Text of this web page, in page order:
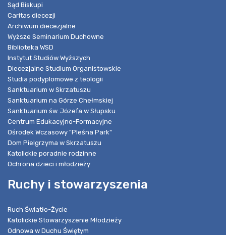
Sąd Biskupi
Caritas diecezji
Archiwum diecezjalne
Wyższe Seminarium Duchowne
Biblioteka WSD
Instytut Studiów Wyższych
Diecezjalne Studium Organistowskie
Studia podyplomowe z teologii
Sanktuarium w Skrzatuszu
Sanktuarium na Górze Chełmskiej
Sanktuarium św. Józefa w Słupsku
Centrum Edukacyjno-Formacyjne
Ośrodek Wczasowy "Pleśna Park"
Dom Pielgrzyma w Skrzatuszu
Katolickie poradnie rodzinne
Ochrona dzieci i młodzieży
Ruchy i stowarzyszenia
Ruch Światło-Życie
Katolickie Stowarzyszenie Młodzieży
Odnowa w Duchu Świętym